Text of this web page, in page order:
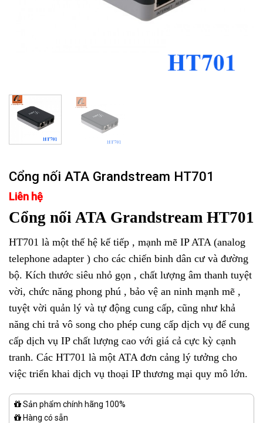
Cổng nối ATA Grandstream HT701
Liên hệ
Cổng nối ATA Grandstream HT701
HT701 là một thế hệ kế tiếp , mạnh mẽ IP ATA (analog
telephone adapter ) cho các chiến binh dân cư và đường
bộ. Kích thước siêu nhỏ gọn , chất lượng âm thanh tuyệt
vời, chức năng phong phú , bảo vệ an ninh mạnh mẽ ,
tuyệt vời quản lý và tự động cung cấp, cũng như khả
năng chi trả vô song cho phép cung cấp dịch vụ để cung
cấp dịch vụ IP chất lượng cao với giá cả cực kỳ cạnh
tranh. Các HT701 là một ATA đơn cảng lý tưởng cho
việc triển khai dịch vụ thoại IP thương mại quy mô lớn.
Sản phẩm chính hãng 100%
Hàng có sẵn